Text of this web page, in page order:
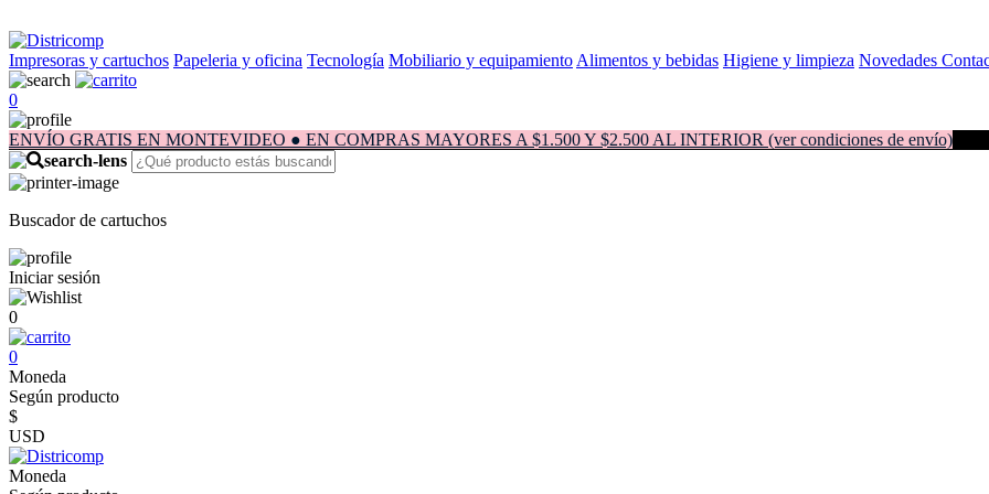
Impresoras y cartuchos Papeleria y oficina Tecnología Mobiliario y equipamiento Alimentos y bebidas Higiene y limpieza Novedades
0
ENVÍO GRATIS EN MONTEVIDEO ● EN COMPRAS MAYORES A $1.500 Y $2.500 AL INTERIOR (ver condiciones de envío)
Buscador de cartuchos
Iniciar sesión
0
0
Moneda
Según producto
$
USD
Moneda